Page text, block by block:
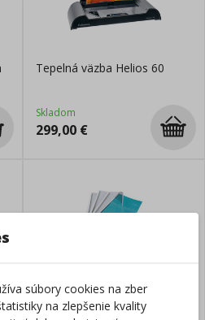
Tepelná väzba Helios 60
Skladom
299,00 €
súbory cookies na zber
na zlepšenie kvality